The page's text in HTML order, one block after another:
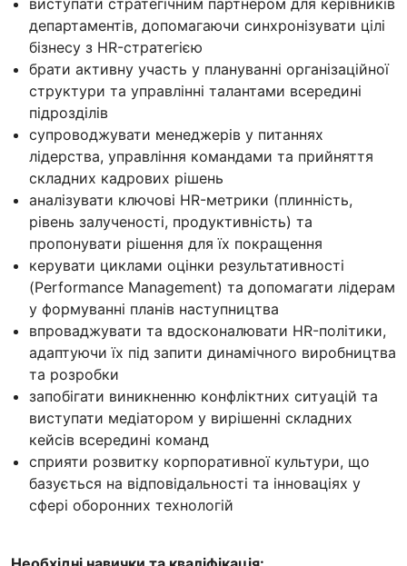
департаментів, допомагаючи синхронізувати цілі
бізнесу з HR-стратегією
брати активну участь у плануванні організаційної
структури та управлінні талантами всередині
підрозділів
супроводжувати менеджерів у питаннях
лідерства, управління командами та прийняття
складних кадрових рішень
аналізувати ключові HR-метрики (плинність,
рівень залученості, продуктивність) та
пропонувати рішення для їх покращення
керувати циклами оцінки результативності
(Performance Management) та допомагати лідерам
у формуванні планів наступництва
впроваджувати та вдосконалювати HR-політики,
адаптуючи їх під запити динамічного виробництва
та розробки
запобігати виникненню конфліктних ситуацій та
виступати медіатором у вирішенні складних
кейсів всередині команд
сприяти розвитку корпоративної культури, що
базується на відповідальності та інноваціях у
сфері оборонних технологій